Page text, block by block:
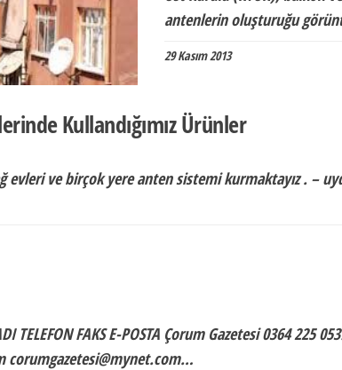
antenlerin oluşturuğu
29 Kasım 2013
Kullandığımız Ürünler
evleri ve birçok yere anten sistemi kurmaktayız . –
TELEFON FAKS E-POSTA Çorum Gazetesi 0364 225
corumgazetesi@mynet.com…